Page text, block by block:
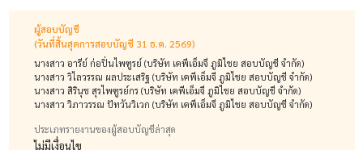
ผู้สอบบัญชี
(วันที่สิ้นสุดการสอบบัญชี 31 ธ.ค. 2569)
นางสาว อารีย์ ก่อปิ่นไพฑูรย์ (บริษัท เคพีเอ็มจี ภูมิไชย สอบบัญชี จำกัด)
นางสาว วิไลวรรณ ผลประเสริฐ (บริษัท เคพีเอ็มจี ภูมิไชย สอบบัญชี จำกัด)
นางสาว สิรินุช สุรไพฑูรย์กร (บริษัท เคพีเอ็มจี ภูมิไชย สอบบัญชี จำกัด)
นางสาว วิภาวรรณ ปัทวันวิเวก (บริษัท เคพีเอ็มจี ภูมิไชย สอบบัญชี จำกัด)
ประเภทรายงานของผู้สอบบัญชีล่าสุด
ไม่มีเงื่อนไข